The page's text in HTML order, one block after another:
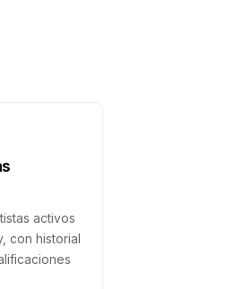
activos
con historial